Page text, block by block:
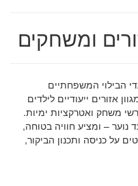
ומשחקים
הבילוי המשפחתיים
אזורים ייעודיים לילדים
משחק ואטרקציות ימיות.
– ומציע חוויה בטוחה,
על כניסה ותכנון הביקור,